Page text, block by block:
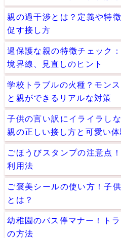
親の過干渉とは？定義や特
促す接し方
過保護な親の特徴チェック
境界線、見直しのヒント
学校トラブルの火種？モン
と親ができるリアルな対策
子供の言い訳にイライラし
親の正しい接し方と可愛い体
ごほうびスタンプの注意点
利用法
ご褒美シールの使い方！子
とは？
幼稚園のバス停マナー！ト
の方法